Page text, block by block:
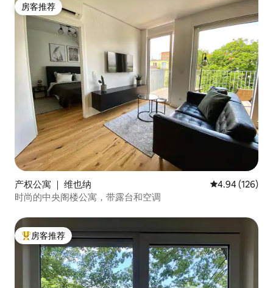
房客推荐
房客推荐
产权公寓 ｜ 维也纳 平均评分 4.94
4.94 (126)
时尚的中央阁楼公寓，带露台和空调
热门「房客推荐」
房客推荐